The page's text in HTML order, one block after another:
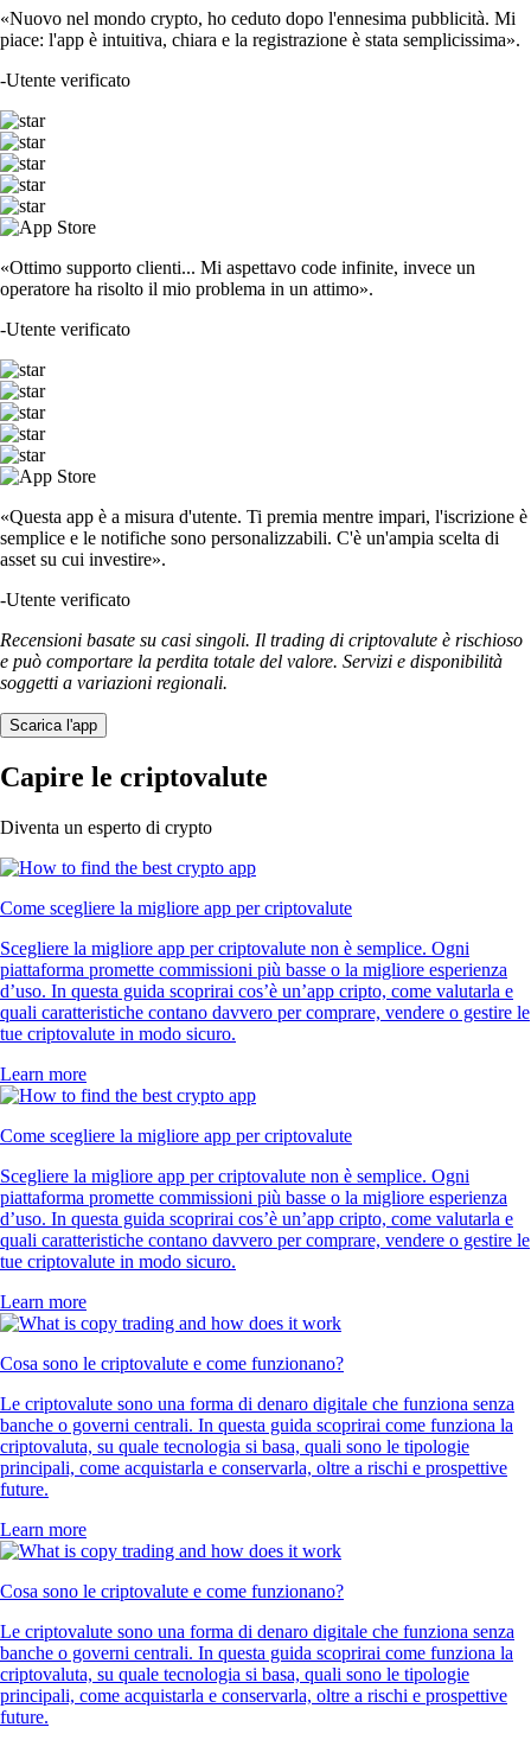
«Nuovo nel mondo crypto, ho ceduto dopo l'ennesima pubblicità. Mi
piace: l'app è intuitiva, chiara e la registrazione è stata semplicissima».
-Utente verificato
«Ottimo supporto clienti... Mi aspettavo code infinite, invece un
operatore ha risolto il mio problema in un attimo».
-Utente verificato
«Questa app è a misura d'utente. Ti premia mentre impari, l'iscrizione è
semplice e le notifiche sono personalizzabili. C'è un'ampia scelta di
asset su cui investire».
-Utente verificato
Recensioni basate su casi singoli. Il trading di criptovalute è rischioso
e può comportare la perdita totale del valore. Servizi e disponibilità
soggetti a variazioni regionali.
Scarica l'app
Capire le criptovalute
Diventa un esperto di crypto
Come scegliere la migliore app per criptovalute
Scegliere la migliore app per criptovalute non è semplice. Ogni
piattaforma promette commissioni più basse o la migliore esperienza
d’uso. In questa guida scoprirai cos’è un’app cripto, come valutarla e
quali caratteristiche contano davvero per comprare, vendere o gestire le
tue criptovalute in modo sicuro.
Learn more
Come scegliere la migliore app per criptovalute
Scegliere la migliore app per criptovalute non è semplice. Ogni
piattaforma promette commissioni più basse o la migliore esperienza
d’uso. In questa guida scoprirai cos’è un’app cripto, come valutarla e
quali caratteristiche contano davvero per comprare, vendere o gestire le
tue criptovalute in modo sicuro.
Learn more
Cosa sono le criptovalute e come funzionano?
Le criptovalute sono una forma di denaro digitale che funziona senza
banche o governi centrali. In questa guida scoprirai come funziona la
criptovaluta, su quale tecnologia si basa, quali sono le tipologie
principali, come acquistarla e conservarla, oltre a rischi e prospettive
future.
Learn more
Cosa sono le criptovalute e come funzionano?
Le criptovalute sono una forma di denaro digitale che funziona senza
banche o governi centrali. In questa guida scoprirai come funziona la
criptovaluta, su quale tecnologia si basa, quali sono le tipologie
principali, come acquistarla e conservarla, oltre a rischi e prospettive
future.